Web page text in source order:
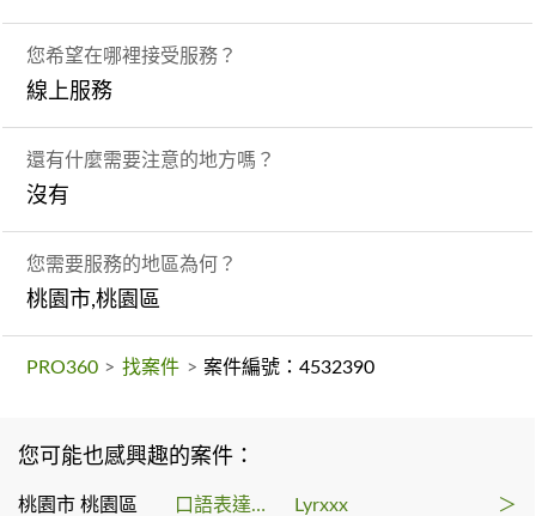
您希望在哪裡接受服務？
線上服務
還有什麼需要注意的地方嗎？
沒有
您需要服務的地區為何？
桃園市,桃園區
PRO360 > 找案件 > 案件編號：4532390
您可能也感興趣的案件：
桃園市 桃園區 口語表達課程 Lyrxxx ＞